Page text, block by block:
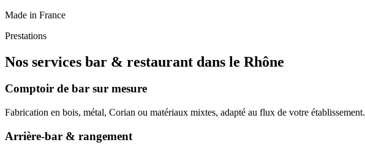
Made in France
Prestations
Nos services bar & restaurant dans le Rhône
Comptoir de bar sur mesure
Fabrication en bois, métal, Corian ou matériaux mixtes, adapté au flux de votre établissement.
Arrière-bar & rangement